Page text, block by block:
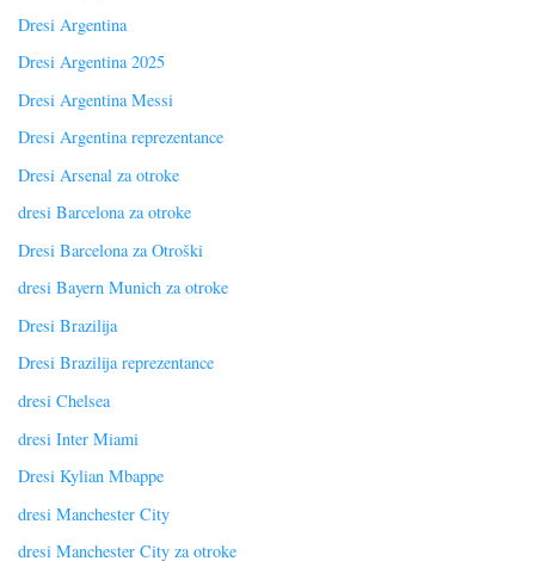
Dresi Argentina
Dresi Argentina 2025
Dresi Argentina Messi
Dresi Argentina reprezentance
Dresi Arsenal za otroke
dresi Barcelona za otroke
Dresi Barcelona za Otroški
dresi Bayern Munich za otroke
Dresi Brazilija
Dresi Brazilija reprezentance
dresi Chelsea
dresi Inter Miami
Dresi Kylian Mbappe
dresi Manchester City
dresi Manchester City za otroke